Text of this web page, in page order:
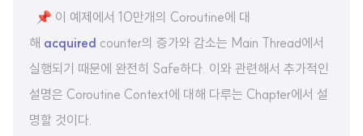
📌 이 예제에서 10만개의 Coroutine에 대
해 acquired counter의 증가와 감소는 Main Thread에서
실행되기 때문에 완전히 Safe하다. 이와 관련해서 추가적인
설명은 Coroutine Context에 대해 다루는 Chapter에서 설
명할 것이다.